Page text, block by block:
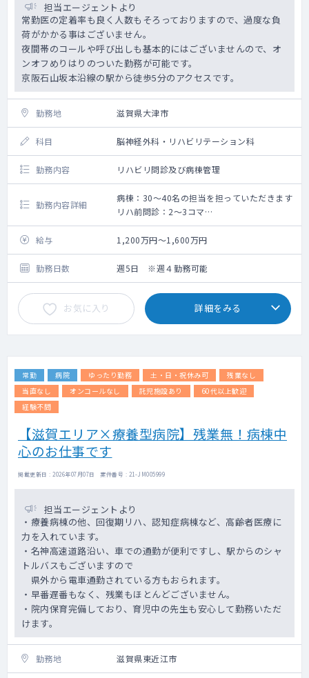
担当エージェントより
常勤医の定着率も良く人数もそろっておりますので、過度な負
荷がかかる事はございません。
夜間帯のコールや呼び出しも基本的にはございませんので、オ
ンオフめりはりのついた勤務が可能です。
京阪石山坂本沿線の駅から徒歩5分のアクセスです。
勤務地 滋賀県大津市
科目 脳神経外科・リハビリテーション科
勤務内容 リハビリ問診及び病棟管理
勤務内容詳細
病棟：30～40名の担当を担っていただきます
リハ前問診：2～3コマ
病棟管理：30～40名程度 ※人員配置によっ
ては減る可能滋賀ございます
給与 1,200万円～1,600万円
勤務日数 週5日 ※週４勤務可能
お気に入り 詳細をみる
常勤 病院 ゆったり勤務 土・日・祝休み可
残業なし
当直なし
オンコールなし 託児施設あり
60代以上歓迎
経験不問
【滋賀エリア×療養型病院】残業無！病棟中
心のお仕事です
掲載更新日 : 2026年07月07日 案件番号 : 21-JM005999
担当エージェントより
・療養病棟の他、回復期リハ、認知症病棟など、高齢者医療に
力を入れています。
・名神高速道路沿い、車での通勤が便利ですし、駅からのシャ
トルバスもございますので
県外から電車通勤されている方もおられます。
・早番遅番もなく、残業もほとんどございません。
・院内保育完備しており、育児中の先生も安心して勤務いただ
けます。
勤務地 滋賀県東近江市